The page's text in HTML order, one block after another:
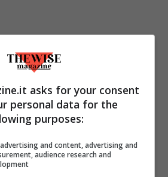
asks for your consent
personal data for the
purposes:
and content, advertising and
audience research and